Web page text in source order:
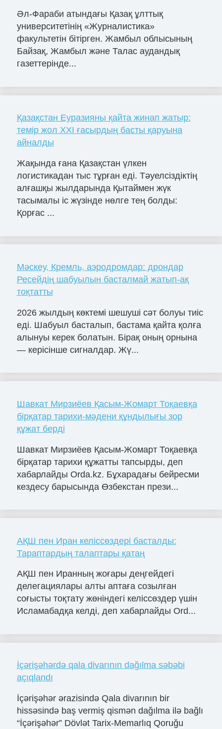
Әл-Фараби атындағы Қазақ ұлттық
университетінің «Журналистика»
факультетін бітірген. Жамбыл облысының
Байзақ, Жамбыл және Талас аудандық
газеттерінде...
Қазақстан Еуразияны қайта жинап жатыр:
темір жол XXI ғасырдың басты қаруына
айналды
Жақында ғана Қазақстан үлкен
логистикадан тыс тұрған еді. Тәуелсіздіктің
алғашқы жылдарында Қытаймен жүк
тасымалы іс жүзінде нөлге тең болды:
Қорғас ...
Мәскеу, Кремль, аэродромдар: дрондар
Ресейдің шабуылын басталмай жатып-ақ
тоқтатты
2026 жылдың көктемі шешуші сәт болуы тиіс
еді. Шабуыл басталып, бастама қайта қолға
алынуы керек болатын. Бірақ оның орнына
— керісінше сигналдар. Жү...
Шавкат Мирзиёев Қасым-Жомарт Тоқаевқа
бірқатар тарихи-мәдени құндылығы зор
құжат берді
Шавкат Мирзиёев Қасым-Жомарт Тоқаевқа
бірқатар тарихи құжатты тапсырды, деп
хабарлайды Orda.kz. Бұхарадағы бейресми
кездесу барысында Өзбекстан прези...
АҚШ пен Иран келіссөздері басталды:
Тараптардың талаптары қатаң
АҚШ пен Иранның жоғары деңгейдегі
делегациялары алты аптаға созылған
соғысты тоқтату жөніндегі келіссөздер үшін
Исламабадқа келді, деп хабарлайды Ord...
İçərişəhərdə qala divarının dağılma səbəbi
açıqlandı
İçərişəhər ərazisində Qala divarının bir
hissəsində baş vermiş qismən dağılma ilə bağlı
“İçərişəhər” Dövlət Tarix-Memarlıq Qoruğu